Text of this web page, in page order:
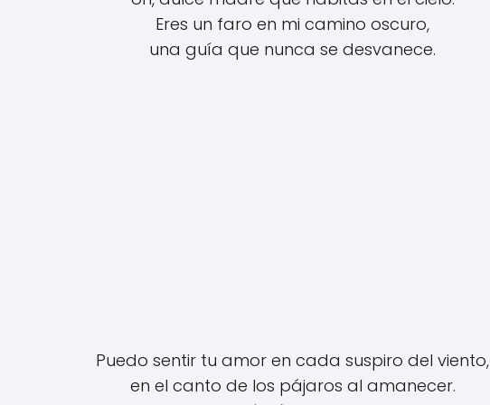
Eres un faro en mi camino oscuro,
una guía que nunca se desvanece.
Puedo sentir tu amor en cada suspiro del viento,
en el canto de los pájaros al amanecer.